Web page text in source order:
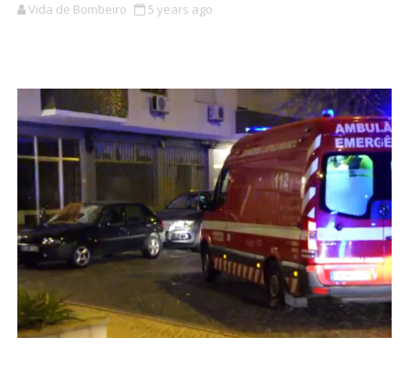
Vida de Bombeiro 5 years ago